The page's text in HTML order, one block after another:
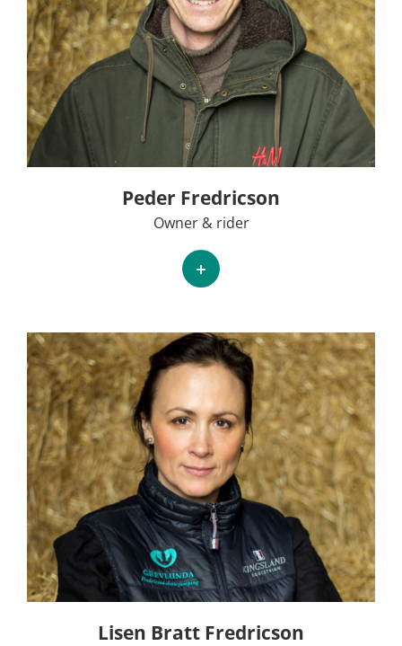
Peder Fredricson
Owner & rider
+
Lisen Bratt Fredricson